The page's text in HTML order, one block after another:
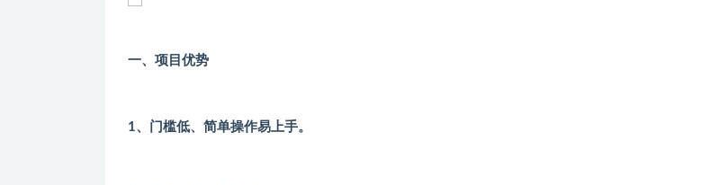
一、项目优势
1、门槛低、简单操作易上手。